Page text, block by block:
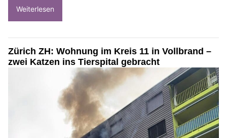
Weiterlesen
Zürich ZH: Wohnung im Kreis 11 in Vollbrand –
zwei Katzen ins Tierspital gebracht